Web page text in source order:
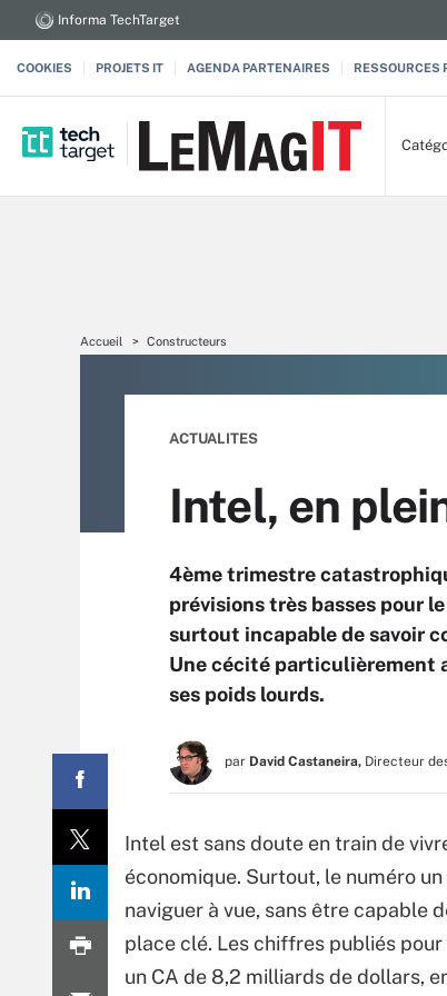
Informa TechTarget
COOKIES PROJETS IT AGENDA PARTENAIRES RESSOURCES
Accueil Constructeurs
ACTUALITES
Intel, en
4ème trimestre
prévisions très basses pour
surtout incapable de savoir
Une cécité particulièrement
ses poids lourds.
par David Castaneira, Directeur
Intel est sans doute en train de
économique. Surtout, le numéro
naviguer à vue, sans être capable
place clé. Les chiffres publiés
un CA de 8,2 milliards de dollars,